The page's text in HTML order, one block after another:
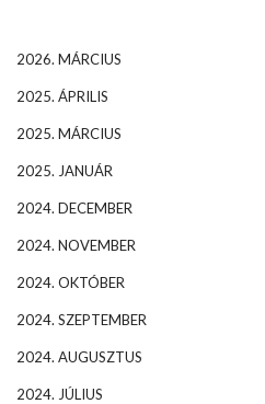
2026. MÁRCIUS
2025. ÁPRILIS
2025. MÁRCIUS
2025. JANUÁR
2024. DECEMBER
2024. NOVEMBER
2024. OKTÓBER
2024. SZEPTEMBER
2024. AUGUSZTUS
2024. JÚLIUS